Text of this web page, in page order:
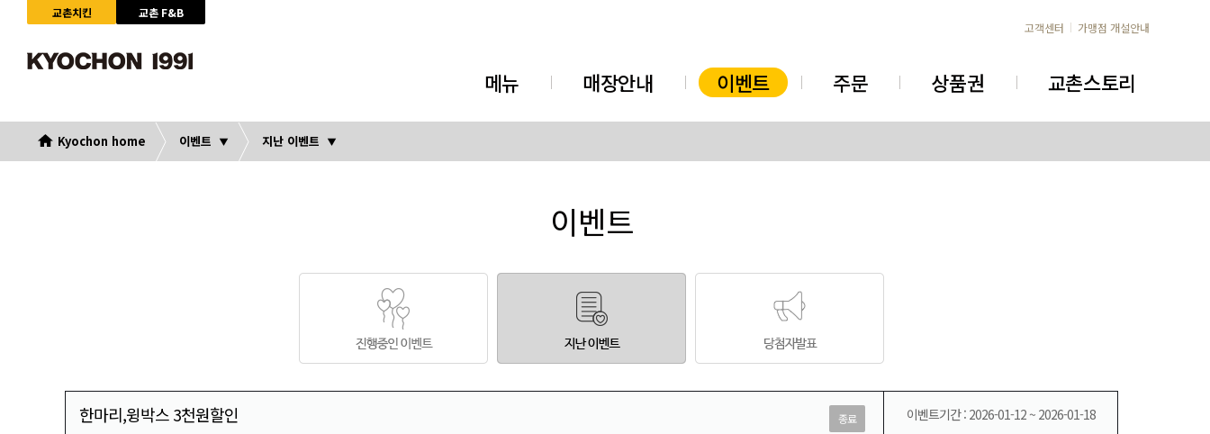
교촌치킨
교촌 F&B
고객센터
가맹점 개설안내
메뉴 매장안내 이벤트 주문 상품권 교촌스토리
Kyochon home 이벤트 지난 이벤트
이벤트
한마리,윙박스 3천원할인 종료 이벤트기간 : 2026-01-12 ~ 2026-01-18